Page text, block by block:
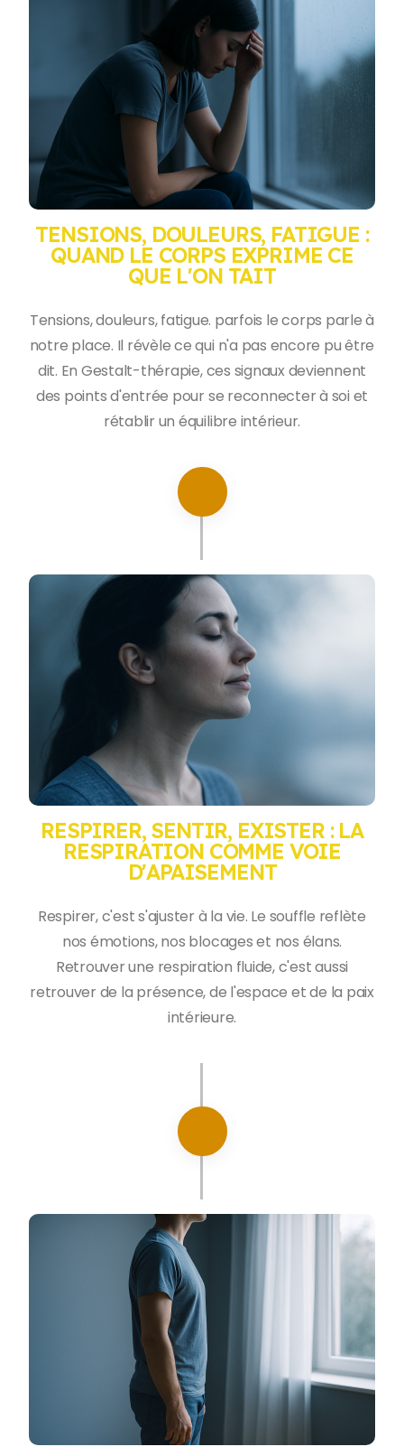
TENSIONS, DOULEURS, FATIGUE :
QUAND LE CORPS EXPRIME CE
QUE L'ON TAIT
Tensions, douleurs, fatigue. parfois le corps parle à
notre place. Il révèle ce qui n'a pas encore pu être
dit. En Gestalt-thérapie, ces signaux deviennent
des points d'entrée pour se reconnecter à soi et
rétablir un équilibre intérieur.
RESPIRER, SENTIR, EXISTER : LA
RESPIRATION COMME VOIE
D'APAISEMENT
Respirer, c'est s'ajuster à la vie. Le souffle reflète
nos émotions, nos blocages et nos élans.
Retrouver une respiration fluide, c'est aussi
retrouver de la présence, de l'espace et de la paix
intérieure.